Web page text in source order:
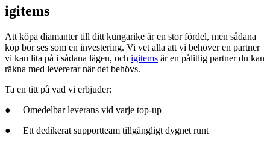
igitems
Att köpa diamanter till ditt kungarike är en stor fördel, men sådana
köp bör ses som en investering. Vi vet alla att vi behöver en partner
vi kan lita på i sådana lägen, och igitems är en pålitlig partner du kan
räkna med levererar när det behövs.
Ta en titt på vad vi erbjuder:
● Omedelbar leverans vid varje top-up
● Ett dedikerat supportteam tillgängligt dygnet runt